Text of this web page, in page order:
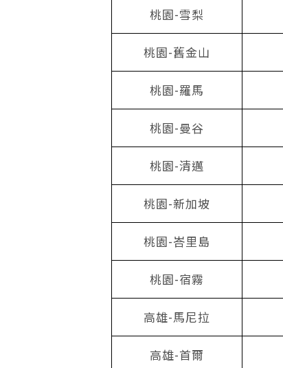
桃園-雪梨
桃園-舊金山
桃園-羅馬
桃園-曼谷
桃園-清邁
桃園-新加坡
桃園-峇里島
桃園-宿霧
高雄-馬尼拉
高雄-首爾